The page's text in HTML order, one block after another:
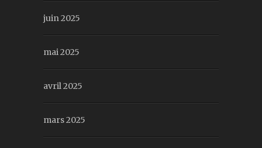
juin 2025
mai 2025
avril 2025
mars 2025